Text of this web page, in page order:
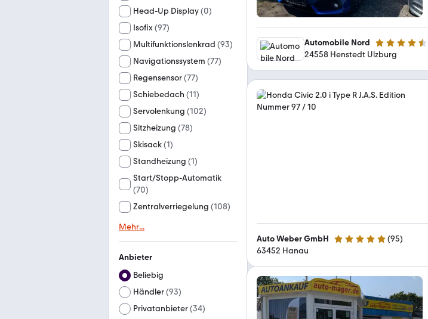
Head-Up Display(0)
Isofix(97)
Multifunktionslenkrad (93)
Navigationssystem (77)
Regensensor(77)
Schiebedach (11)
Servolenkung (102)
Sitzheizung (78)
Skisack(1)
Standheizung (1)
Start/Stopp-Automatik
(70)
Zentralverriegelung (108)
Mehr...
Anbieter
Beliebig
Händler(93)
Privatanbieter(34)
Automobile Nord 4.6 Sterne
24558 Henstedt Ulzburg
Auto Weber GmbH 4.9 Sterne (95)
63452 Hanau